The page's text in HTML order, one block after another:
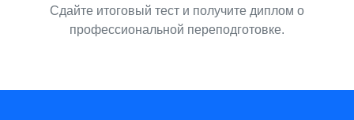
Сдайте итоговый тест и получите диплом о
профессиональной переподготовке.